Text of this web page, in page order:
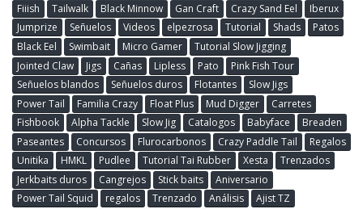
Fiiish Tailwalk Black Minnow Gan Craft Crazy Sand Eel
Iberux
Jumprize
Señuelos Videos elpezrosa Tutorial Shads
Patos
Black Eel
Swimbait Micro Gamer
Tutorial Slow Jigging
Jointed Claw
Jigs Cañas Lipless Pato
Pink Fish Tour
Señuelos blandos
Señuelos duros Flotantes
Slow Jigs
Power Tail
Familia Crazy Float Plus Mud Digger
Carretes
Fishbook
Alpha Tackle Slow Jig Catalogos Babyface
Breaden
Paseantes
Concursos Flurocarbonos Crazy Paddle Tail
Regalos
Unitika
HMKL Pudlee Tutorial Tai Rubber Xesta
Trenzados
Jerkbaits duros
Cangrejos Stick baits
Aniversario
Power Tail Squid
regalos Trenzado Análisis
Ajist TZ